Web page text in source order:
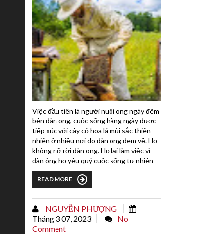
Việc đầu tiên là người nuôi ong ngày đêm
bên đàn ong, cuộc sống hàng ngày được
tiếp xúc với cây cỏ hoa lá mùi sắc thiên
nhiên ở nhiều nơi do đàn ong đem về. Họ
không nỡ rời đàn ong. Họ lại làm việc vì
đàn ông họ yêu quý cuộc sống tự nhiên
tinh thần sảng khoái thanh thản, không
phải bon chen vì tiền bạc. Cuộc sống như
vậy tất nhiên là có lợi cho việc trường
thọ. Mặt khác, họ hàng ngày đều ăn mật
ong, sữa ong chúa,...
READ MORE
NGUYỄN PHƯỢNG
Tháng 3 07, 2023
No
Comment